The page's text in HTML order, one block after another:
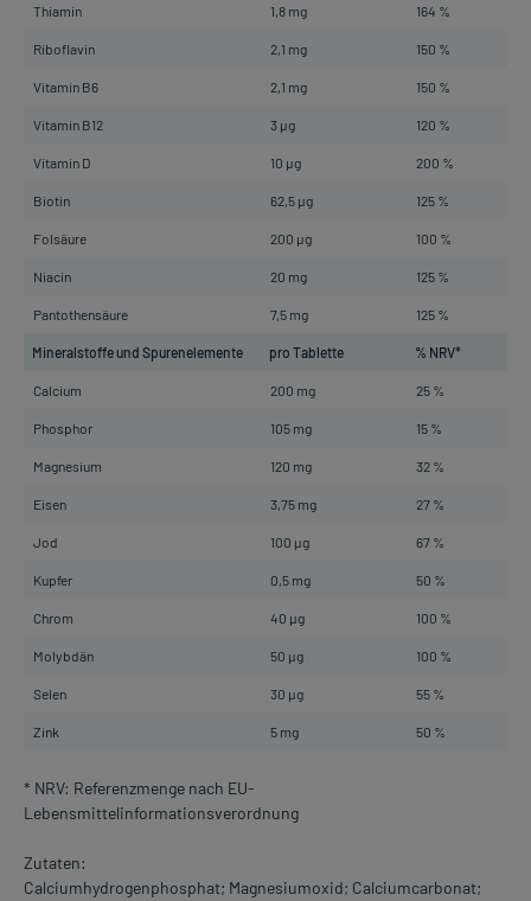
Thiamin 1,8 mg 164 %
Riboflavin 2,1 mg 150 %
Vitamin B6 2,1 mg 150 %
Vitamin B12 3 µg 120 %
Vitamin D 10 µg 200 %
Biotin 62,5 µg 125 %
Folsäure 200 µg 100 %
Niacin 20 mg 125 %
Pantothensäure 7,5 mg 125 %
Mineralstoffe und Spurenelemente pro Tablette % NRV*
Calcium 200 mg 25 %
Phosphor 105 mg 15 %
Magnesium 120 mg 32 %
Eisen 3,75 mg 27 %
Jod 100 µg 67 %
Kupfer 0,5 mg 50 %
Chrom 40 µg 100 %
Molybdän 50 µg 100 %
Selen 30 µg 55 %
Zink 5 mg 50 %
* NRV: Referenzmenge nach EU-
Lebensmittelinformationsverordnung
Zutaten:
Calciumhydrogenphosphat; Magnesiumoxid; Calciumcarbonat;